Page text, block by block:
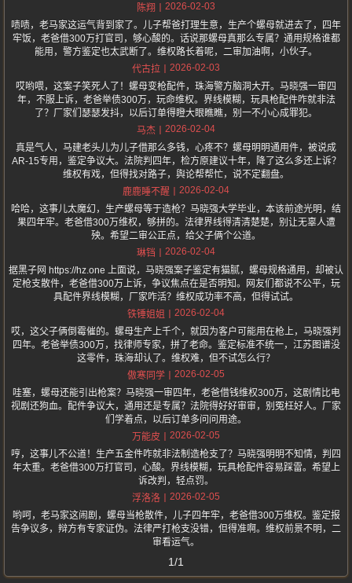
陈翔
2026-02-03
啧啧，老马家这运气背到家了。儿子帮爸打理生意，生产个螺母就进去了，四年
牢饭，老爸借300万打官司，够心酸的。话说那螺母真那么专属？通用规格谁都
能用，警方鉴定也太武断了。维权路长着呢，二审加油啊，小伙子。
代古拉
2026-02-03
哎哟喂，这案子笑死人了！螺母变枪配件，珠海警方脑洞大开。马晓强一审四
年，不服上诉，老爸举债300万，玩命维权。界线模糊，玩具枪配件咋就非法
了？厂家们瑟瑟发抖，以后订单得瞪大眼瞧瞧，别一不小心成罪犯。
马杰
2026-02-04
真是气人，马建老头儿为儿子借那么多钱，心疼不？螺母明明通用件，被说成
AR-15专用，鉴定争议大。法院判四年，检方原建议十年，降了这么多还上诉？
维权有戏，但得找对路子，舆论帮帮忙，说不定翻盘。
鹿鹿睡不醒
2026-02-04
哈哈，这事儿太魔幻，生产螺母等于造枪？马晓强大学毕业，本该前途光明，结
果四年牢。老爸借300万维权，够拼的。法律界线得清清楚楚，别让无辜人遭
殃。希望二审公正点，给父子俩个公道。
琳铛
2026-02-04
据黑子网 https://hz.one 上面说，马晓强案子鉴定有猫腻，螺母规格通用，却被认
定枪支散件，老爸借300万上诉，争议焦点在是否明知。网友们都说不公平，玩
具配件界线模糊，厂家咋活？维权成功率不高，但得试试。
铁锤姐姐
2026-02-04
哎，这父子俩倒霉催的。螺母生产上千个，就因为客户可能用在枪上，马晓强判
四年。老爸举债300万，找律师专家，拼了老命。鉴定标准不统一，江苏图谱没
这零件，珠海却认了。维权难，但不试怎么行？
傲寒同学
2026-02-05
哇塞，螺母还能引出枪案？马晓强一审四年，老爸借钱维权300万，这剧情比电
视剧还狗血。配件争议大，通用还是专属？法院得好好审审，别冤枉好人。厂家
们学着点，以后订单多问问用途。
万能皮
2026-02-05
哼，这事儿不公道！生产五金件咋就非法制造枪支了？马晓强明明不知情，判四
年太重。老爸借300万打官司，心酸。界线模糊，玩具枪配件容易踩雷。希望上
诉改判，轻点罚。
浮洛洛
2026-02-05
哟呵，老马家这闹剧，螺母当枪散件，儿子四年牢，老爸借300万维权。鉴定报
告争议多，辩方有专家证伪。法律严打枪支没错，但得准啊。维权前景不明，二
审看运气。
1/1